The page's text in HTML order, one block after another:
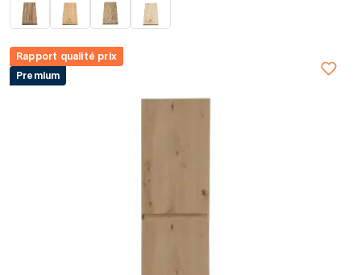
Rapport qualité prix
Premium